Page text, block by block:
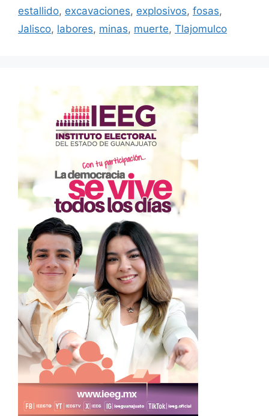
estallido, excavaciones, explosivos, fosas,
Jalisco, labores, minas, muerte, Tlajomulco